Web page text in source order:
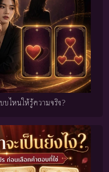
ไหนให้รู้ความจริง?